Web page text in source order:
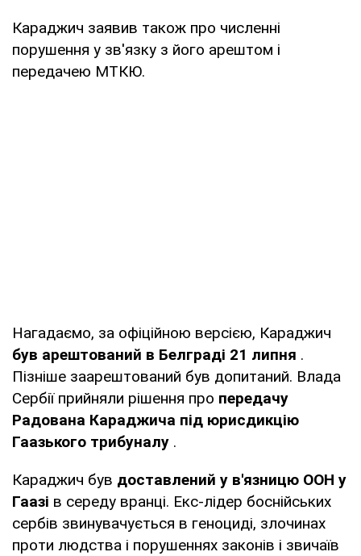
Караджич заявив також про численні
порушення у зв'язку з його арештом і
передачею МТКЮ.
Нагадаємо, за офіційною версією, Караджич
був арештований в Белграді 21 липня .
Пізніше заарештований був допитаний. Влада
Сербії прийняли рішення про передачу
Радована Караджича під юрисдикцію
Гаазького трибуналу .
Караджич був доставлений у в'язницю ООН у
Гаазі в середу вранці. Екс-лідер боснійських
сербів звинувачується в геноциді, злочинах
проти людства і порушеннях законів і звичаїв